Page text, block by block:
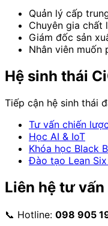
Quản lý cấp
Chuyên gia chất
Giám đốc sản
Nhân viên muốn
Hệ sinh thái
Tiếp cận hệ sinh thái
Tư vấn chiến lược
Học AI & IoT
Khóa học Black
Đào tạo Lean
Liên hệ tư vấn
📞 Hotline: 098 905